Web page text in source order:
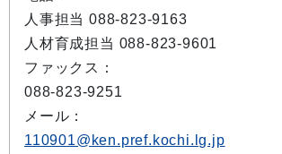
人事担当 088-823-9163
人材育成担当 088-823-9601
ファックス：
088-823-9251
メール：
110901@ken.pref.kochi.lg.jp